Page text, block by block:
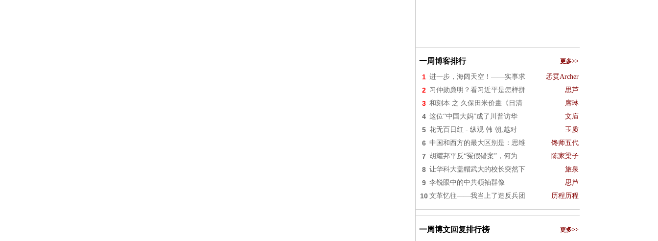
一周博客排行 更多>>
1 进一步，海阔天空！——实事求 孞烎Archer
2 习仲勋廉明？看习近平是怎样拼 思芦
3 和刻本 之 久保田米价畫《日清 席琳
4 这位“中国大妈”成了川普访华 文庙
5 花无百日红 - 纵观 韩 朝,越对 玉质
6 中国和西方的最大区别是：思维 馋师五代
7 胡耀邦平反“冤假错案”，何为 陈家梁子
8 让华科大盖帽武大的校长突然下 旅泉
9 李锐眼中的中共领袖群像 思芦
10 文革忆往——我当上了造反兵团 历程历程
一周博文回复排行榜 更多>>